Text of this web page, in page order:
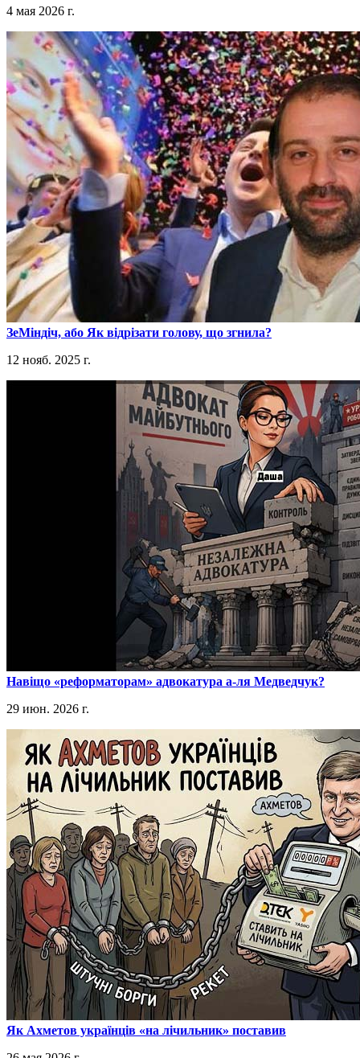
4 мая 2026 г.
​ЗеМіндіч, або Як відрізати голову, що згнила?
12 нояб. 2025 г.
​Навіщо «реформаторам» адвокатура а-ля Медведчук?
29 июн. 2026 г.
​Як Ахметов українців «на лічильник» поставив